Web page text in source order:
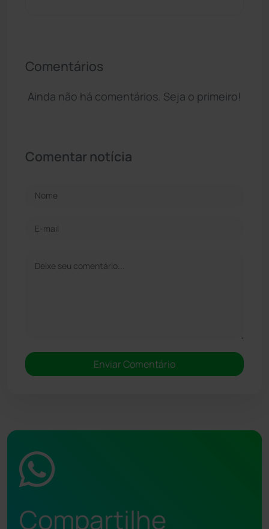
Comentários
Ainda não há comentários. Seja o primeiro!
Comentar notícia
Compartilhe